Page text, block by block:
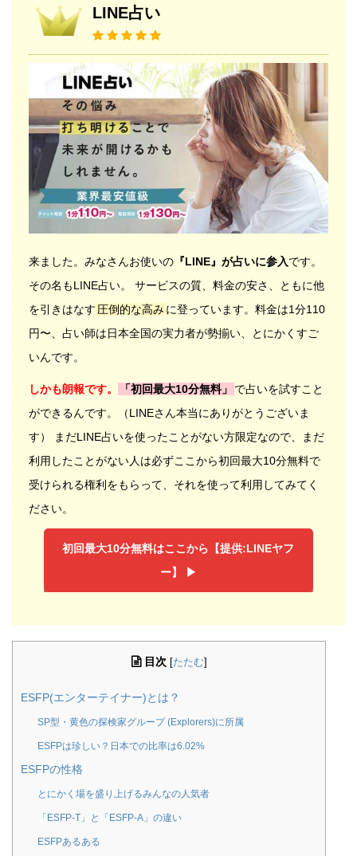
LINE占い
来ました。みなさんお使いの 『LINE』が占いに参入です。
その名もLINE占い。 サービスの質、料金の安さ、ともに他
を引きはなす 圧倒的な高みに登っています。料金は1分110
円〜、占い師は日本全国の実力者が勢揃い、とにかくすご
いんです。
しかも朗報です。 「初回最大10分無料」
で占いを試すこと
ができるんです。（LINEさん本当にありがとうございま
す） まだLINE占いを使ったことがない方限定なので、まだ
利用したことがない人は必ずここから初回最大10分無料で
受けられる権利をもらって、それを使って利用してみてく
ださい。
初回最大10分無料はここから【提供:LINEヤフ
ー】 ▶︎
目次 [たたむ]
ESFP(エンターテイナー)とは？
SP型・黄色の探検家グループ (Explorers)に所属
ESFPは珍しい？日本での比率は6.02%
ESFPの性格
とにかく場を盛り上げるみんなの人気者
「ESFP-T」と「ESFP-A」の違い
ESFPあるある